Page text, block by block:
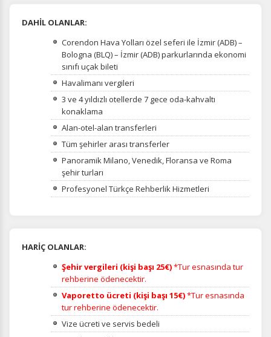
DAHİL OLANLAR:
Corendon Hava Yolları özel seferi ile İzmir (ADB) –
Bologna (BLQ) – İzmir (ADB) parkurlarında ekonomi
sınıfı uçak bileti
Havalimanı vergileri
3 ve 4 yıldızlı otellerde 7 gece oda-kahvaltı
konaklama
Alan-otel-alan transferleri
Tüm şehirler arası transferler
Panoramik Milano, Venedik, Floransa ve Roma
şehir turları
Profesyonel Türkçe Rehberlik Hizmetleri
HARİÇ OLANLAR:
Şehir vergileri (kişi başı 25€)*Tur esnasında tur
rehberine ödenecektir.
Vaporetto ücreti (kişi başı 15€)*Tur esnasında
tur rehberine ödenecektir.
Vize ücreti ve servis bedeli